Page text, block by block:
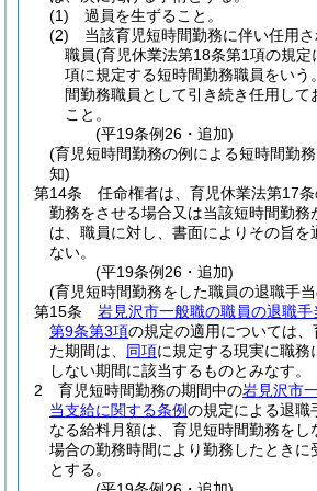
(1)
過員を生ずること。
(2)
当該育児短時間勤務に伴い任用
職員(育児休業法第18条第1項の規定
項に規定する短時間勤務職員をいう
間勤務職員として引き続き任用して
こと。
(平19条例26・追加)
(育児短時間勤務の例による短時間勤
知)
第14条
任命権者は、育児休業法第17
勤務をさせる場合又は当該短時間勤務
は、職員に対し、書面によりその旨を
ない。
(平19条例26・追加)
(育児短時間勤務をした職員の退職手
第15条
岩見沢市一般職の職員の退職手
第9条第3項の規定の適用については
た期間は、 同項に規定する現実に職務
しない期間に該当するものとみなす。
2
育児短時間勤務の期間中の岩見沢市
当支給に関する条例の規定による退職
なる給料月額は、育児短時間勤務をし
場合の勤務時間により勤務したときに
とする。